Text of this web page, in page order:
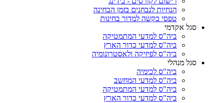
הנחיות לנבחנים בזמן הבחינה
טפסי בקשה למדור בחינות
סגל אקדמי
ביה"ס למדעי המתמטיקה
ביה"ס למדעי כדור הארץ
ביה"ס לפיזיקה ולאסטרונומיה
סגל מנהלי
ביה"ס לכימיה
ביה"ס למדעי המחשב
ביה"ס למדעי המתמטיקה
ביה"ס למדעי כדור הארץ